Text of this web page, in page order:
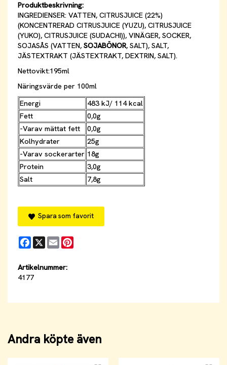
Produktbeskrivning:
INGREDIENSER: VATTEN, CITRUSJUICE (22%)
(KONCENTRERAD CITRUSJUICE (YUZU), CITRUSJUICE
(YUKO), CITRUSJUICE (SUDACHI)), VINÄGER, SOCKER,
SOJASÅS (VATTEN, SOJABÖNOR, SALT), SALT,
JÄSTEXTRAKT (JÄSTEXTRAKT, DEXTRIN, SALT).
Nettovikt:195ml
Näringsvärde per 100ml
Energi
483 kJ/ 114 kcal
Fett
0,0g
-Varav mättat fett
0,0g
Kolhydrater
25g
-Varav sockerarter 18g
Protein
3,0g
Salt
7,8g
Spara som favorit
Facebook
X Email
Artikelnummer:
4177
Andra köpte även